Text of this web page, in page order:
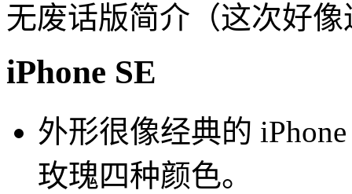
无废话版简介（这次好
iPhone SE
外形很像经典的
玫瑰四种颜色。